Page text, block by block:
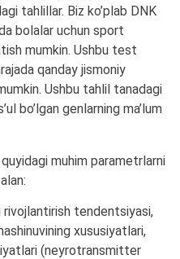
tahlillar. Biz ko’plab DNK
bolalar uchun sport
mumkin. Ushbu test
qanday jismoniy
Ushbu tahlil tanadagi
bo’lgan genlarning ma’lum
muhim parametrlarni
rivojlantirish tendentsiyasi,
xususiyatlari,
(neyrotransmitter